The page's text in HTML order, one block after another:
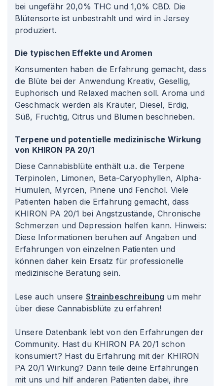
bei ungefähr 20,0% THC und 1,0% CBD. Die
Blütensorte ist unbestrahlt und wird in Jersey
produziert.
Die typischen Effekte und Aromen
Konsumenten haben die Erfahrung gemacht, dass
die Blüte bei der Anwendung Kreativ, Gesellig,
Euphorisch und Relaxed machen soll. Aroma und
Geschmack werden als Kräuter, Diesel, Erdig,
Süß, Fruchtig, Citrus und Blumen beschrieben.
Terpene und potentielle medizinische Wirkung
von KHIRON PA 20/1
Diese Cannabisblüte enthält u.a. die Terpene
Terpinolen, Limonen, Beta-Caryophyllen, Alpha-
Humulen, Myrcen, Pinene und Fenchol. Viele
Patienten haben die Erfahrung gemacht, dass
KHIRON PA 20/1 bei Angstzustände, Chronische
Schmerzen und Depression helfen kann. Hinweis:
Diese Informationen beruhen auf Angaben und
Erfahrungen von einzelnen Patienten und
können daher kein Ersatz für professionelle
medizinische Beratung sein.
Lese auch unsere Strainbeschreibung um mehr
über diese Cannabisblüte zu erfahren!
Unsere Datenbank lebt von den Erfahrungen der
Community. Hast du KHIRON PA 20/1 schon
konsumiert? Hast du Erfahrung mit der KHIRON
PA 20/1 Wirkung? Dann teile deine Erfahrungen
mit uns und hilf anderen Patienten dabei, ihre